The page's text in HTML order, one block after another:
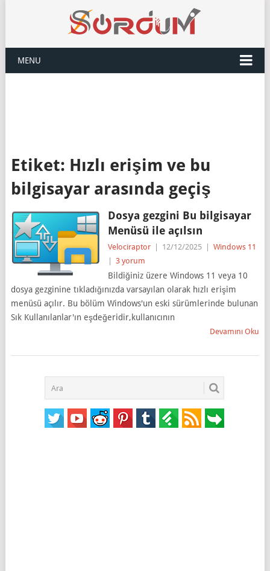
MENU
Etiket: Hızlı erişim ve bu
bilgisayar arasında geçiş
Dosya gezgini Bu bilgisayar
Menüsü ile açılsın
Velociraptor 12/12/2025
Windows 11
3 yorum
Bildiğiniz üzere Windows 11 veya 10
dosya gezginine tıkladığınızda varsayılan olarak hızlı erişim
menüsü açılır. Bu bölüm Windows'un eski sürümlerinde bulunan
Sık Kullanılanlar'ın eşdeğeridir,kullanıcının
Devamını Oku